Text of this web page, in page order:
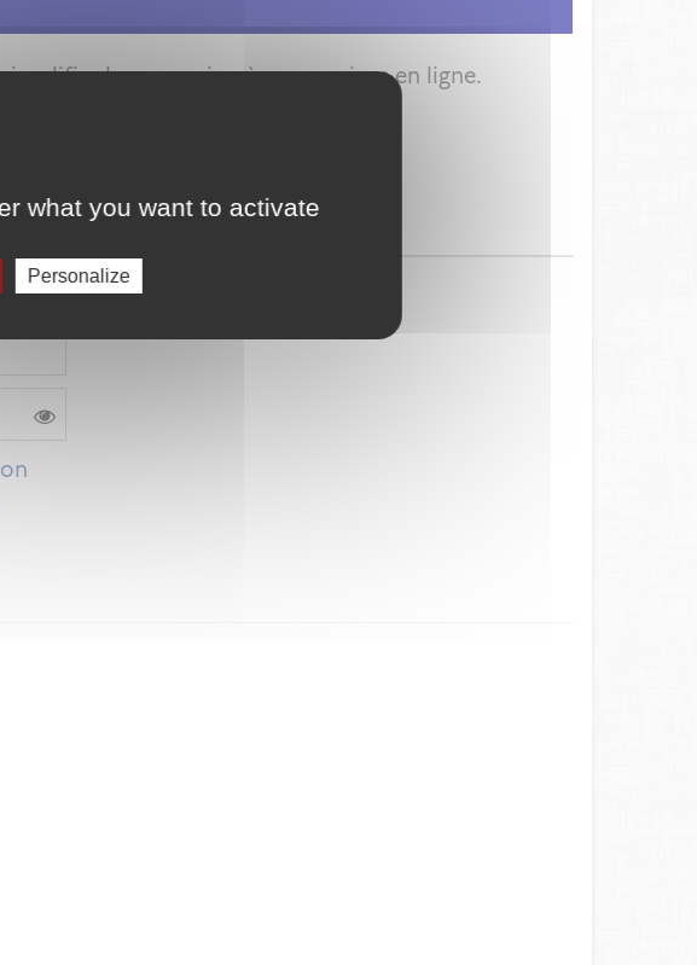
what you want to activate
Personalize
la connexion à vos services en ligne.
?